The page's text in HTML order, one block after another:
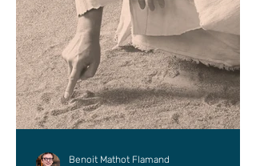
Benoit Mathot Flamand